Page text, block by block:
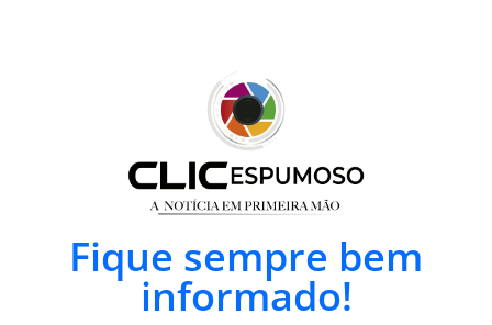
Fique sempre bem
informado!